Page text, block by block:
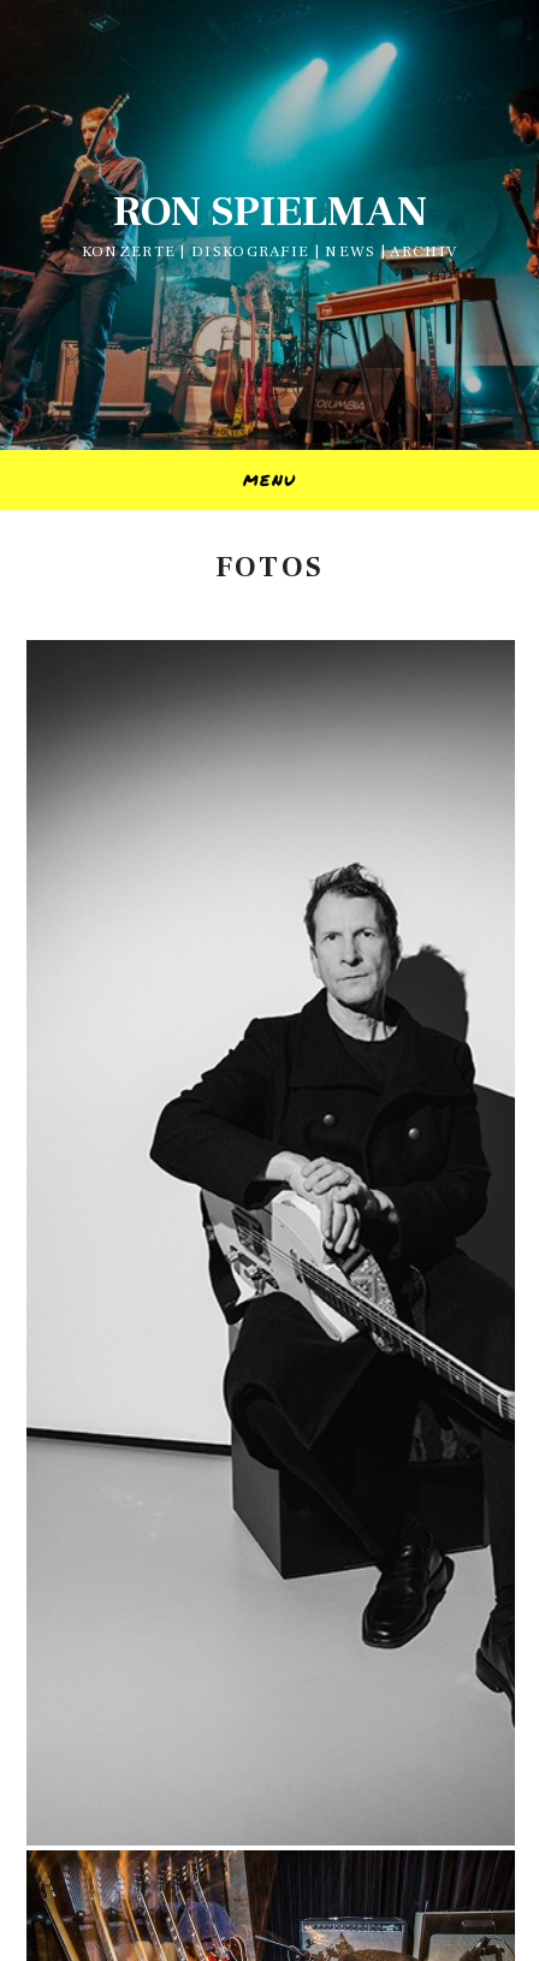
RON SPIELMAN
KONZERTE | DISKOGRAFIE | NEWS | ARCHIV
FOTOS